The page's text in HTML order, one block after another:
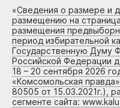
«Сведения о размере и
размещению на
размещения
период избирательной
Государственную Думу
Российской Федерации
18 – 20 сентября 2026
«Комсомольская
80505 от 15.03.2021г.),
сегменте сайта: